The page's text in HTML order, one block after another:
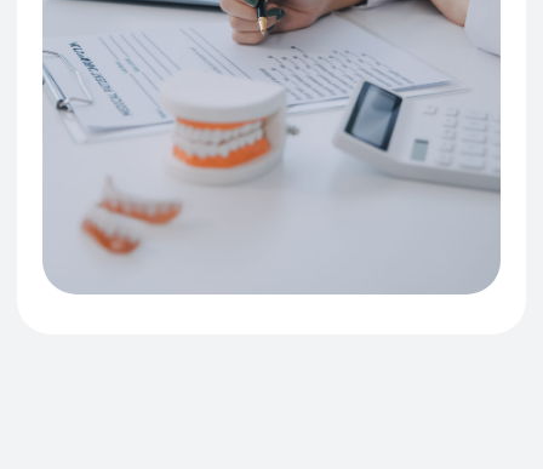
Современное
оборудование
Проводим лечение
с применением технологий
нового поколения